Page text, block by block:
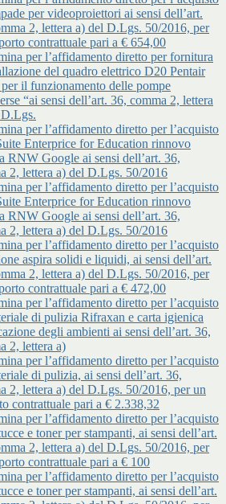
per videoproiettori ai sensi dell’art.
2, lettera a) del D.Lgs. 50/2016, per
contrattuale pari a € 654,00
per l’affidamento diretto per fornitura
del quadro elettrico D20 Pentair
il funzionamento delle pompe
“ai sensi dell’art. 36, comma 2, lettera
per l’affidamento diretto per l’acquisto
Enterprice for Education rinnovo
RNW Google ai sensi dell’art. 36,
2, lettera a) del D.Lgs. 50/2016
per l’affidamento diretto per l’acquisto
Enterprice for Education rinnovo
RNW Google ai sensi dell’art. 36,
2, lettera a) del D.Lgs. 50/2016
per l’affidamento diretto per l’acquisto
aspira solidi e liquidi, ai sensi dell’art.
2, lettera a) del D.Lgs. 50/2016, per
contrattuale pari a € 472,00
per l’affidamento diretto per l’acquisto
di pulizia Rifraxan e carta igienica
degli ambienti ai sensi dell’art. 36,
2, lettera a)
per l’affidamento diretto per l’acquisto
di pulizia, ai sensi dell’art. 36,
2, lettera a) del D.Lgs. 50/2016, per un
contrattuale pari a € 2.338,32
per l’affidamento diretto per l’acquisto
e toner per stampanti, ai sensi dell’art.
2, lettera a) del D.Lgs. 50/2016, per
contrattuale pari a € 100
per l’affidamento diretto per l’acquisto
e toner per stampanti, ai sensi dell’art.